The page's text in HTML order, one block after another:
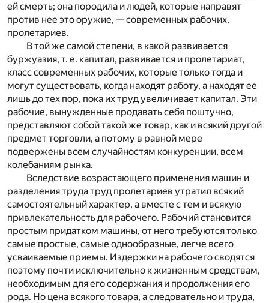
ей смерть; она породила и людей, которые направят
против нее это оружие, — современных рабочих,
пролетариев.
В той же самой степени, в какой развивается
буржуазия, т. е. капитал, развивается и пролетариат,
класс современных рабочих, которые только тогда и
могут существовать, когда находят работу, а находят ее
лишь до тех пор, пока их труд увеличивает капитал. Эти
рабочие, вынужденные продавать себя поштучно,
представляют собой такой же товар, как и всякий другой
предмет торговли, а потому в равной мере
подвержены всем случайностям конкуренции, всем
колебаниям рынка.
Вследствие возрастающего применения машин и
разделения труда труд пролетариев утратил всякий
самостоятельный характер, а вместе с тем и всякую
привлекательность для рабочего. Рабочий становится
простым придатком машины, от него требуются только
самые простые, самые однообразные, легче всего
усваиваемые приемы. Издержки на рабочего сводятся
поэтому почти исключительно к жизненным средствам,
необходимым для его содержания и продолжения его
рода. Но цена всякого товара, а следовательно и труда,